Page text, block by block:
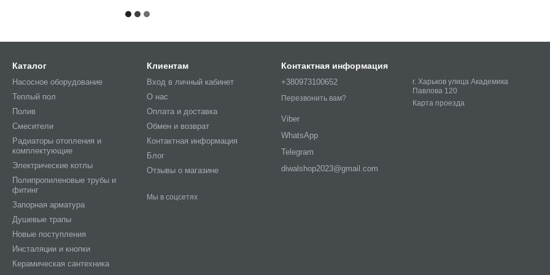
Каталог
Насосное оборудование
Теплый пол
Полив
Смесители
Радиаторы отопления и
комплектующие
Электрические котлы
Полипропиленовые трубы и
фитинг
Запорная арматура
Душевые трапы
Новые поступления
Инсталяции и кнопки
Керамическая сантехника
Клиентам
Вход в личный кабинет
О нас
Оплата и доставка
Обмен и возврат
Контактная информация
Блог
Отзывы о магазине
Мы в соцсетях
Контактная информация
+380973100652
Перезвонить вам?
Viber
WhatsApp
Telegram
diwalshop2023@gmail.com
г. Харьков улица Академика
Павлова 120
Карта проезда